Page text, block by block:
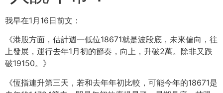
我早在1月16日前文：
《港股方面，估計週一低位18671就是波段底，未來偏向，往
上發展，運行去年1月初的節奏，向上，升破2萬。除非又跌
破19150。》
《恆指連升第三天，若和去年年初比較，可能今年的18671是